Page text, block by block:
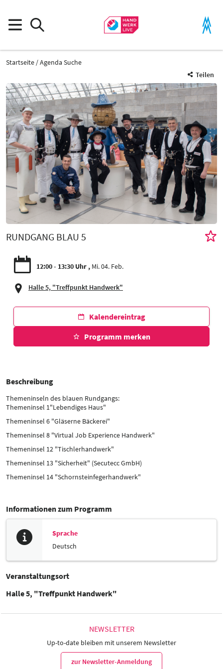
Startseite
Agenda Suche
Teilen
RUNDGANG BLAU 5
12:00 - 13:30 Uhr Mi. 04. Feb.
Halle 5, "Treffpunkt Handwerk"
Kalendereintrag
Programm merken
Beschreibung
Themeninseln des blauen Rundgangs:
Themeninsel 1"Lebendiges Haus"
Themeninsel 6 "Gläserne Bäckerei"
Themeninsel 8 "Virtual Job Experience Handwerk"
Themeninsel 12 "Tischlerhandwerk"
Themeninsel 13 "Sicherheit" (Secutecc GmbH)
Themeninsel 14 "Schornsteinfegerhandwerk"
Informationen zum Programm
Sprache
Deutsch
Veranstaltungsort
Halle 5, "Treffpunkt Handwerk"
NEWSLETTER
Up-to-date bleiben mit unserem Newsletter
zur Newsletter-Anmeldung